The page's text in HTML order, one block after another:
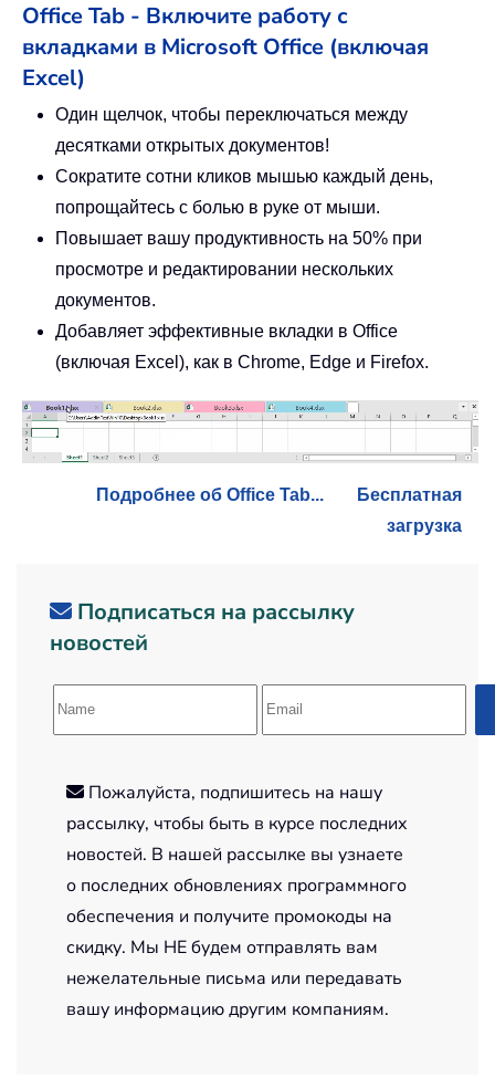
Office Tab - Включите работу с
вкладками в Microsoft Office (включая
Excel)
Один щелчок, чтобы переключаться между
десятками открытых документов!
Сократите сотни кликов мышью каждый день,
попрощайтесь с болью в руке от мыши.
Повышает вашу продуктивность на 50% при
просмотре и редактировании нескольких
документов.
Добавляет эффективные вкладки в Office
(включая Excel), как в Chrome, Edge и Firefox.
Подробнее об Office Tab...
Бесплатная
загрузка
Подписаться на рассылку
новостей
Пожалуйста, подпишитесь на нашу
рассылку, чтобы быть в курсе последних
новостей. В нашей рассылке вы узнаете
о последних обновлениях программного
обеспечения и получите промокоды на
скидку. Мы НЕ будем отправлять вам
нежелательные письма или передавать
вашу информацию другим компаниям.